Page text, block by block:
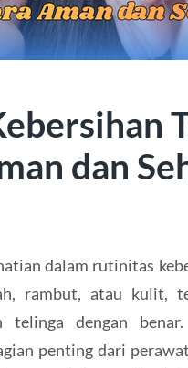
dan
dalam rutinitas
rambut, atau kulit,
telinga dengan
penting dari